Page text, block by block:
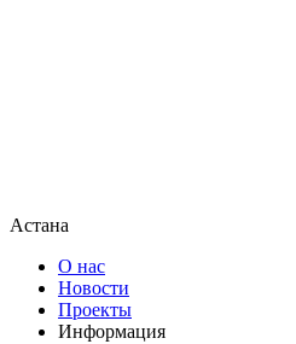
Астана
О нас
Новости
Проекты
Информация